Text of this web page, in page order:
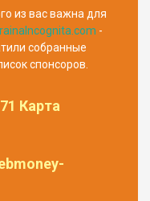
из вас важна для
-
собранные
спонсоров.
Карта